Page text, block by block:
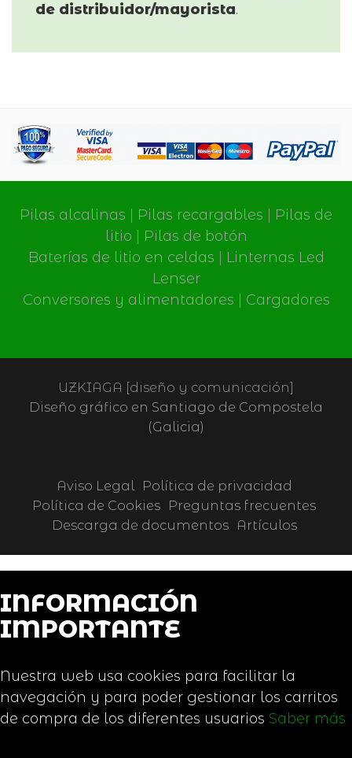
de distribuidor/mayorista.
Pilas alcalinas Pilas recargables
Pilas de
litio
Pilas de botón
Baterías de litio en celdas
Linternas Led
Lenser
Conversores y alimentadores
Cargadores
UZKIAGA [diseño y comunicación]
Diseño gráfico en Santiago de Compostela
(Galicia)
Aviso Legal
Política de privacidad
Política de Cookies Preguntas frecuentes
Descarga de documentos
Artículos
INFORMACIÓN
IMPORTANTE
Nuestra web usa cookies para facilitar la
navegación y para poder gestionar los carritos
de compra de los diferentes usuarios Saber más